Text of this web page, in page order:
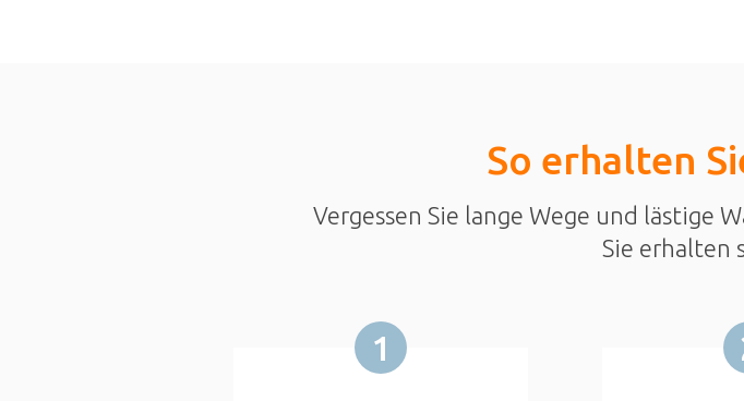
So erhalten
Vergessen Sie lange Wege und lästige
Sie erhalten
1